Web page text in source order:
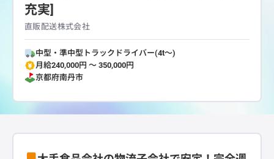
充実]
直販配送株式会社
中型・準中型トラックドライバー(4t～)
月給240,000円 〜 350,000円
京都府南丹市